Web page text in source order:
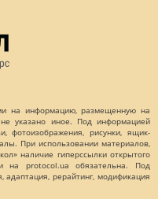
на информацию, размещенную на
указано иное. Под информацией
фотоизображения, рисунки, ящик-
При использовании материалов,
наличие гиперссылки открытого
на protocol.ua обязательна. Под
адаптация, рерайтинг, модификация